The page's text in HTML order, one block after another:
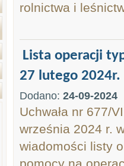
rolnictwa i
Lista operacji
27 lutego 2024r.
Dodano: 24-09-2024
Uchwała nr 677/
września 2024 r.
wiadomości listy